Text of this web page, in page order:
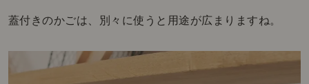
蓋付きのかごは、別々に使うと用途が広まりますね。